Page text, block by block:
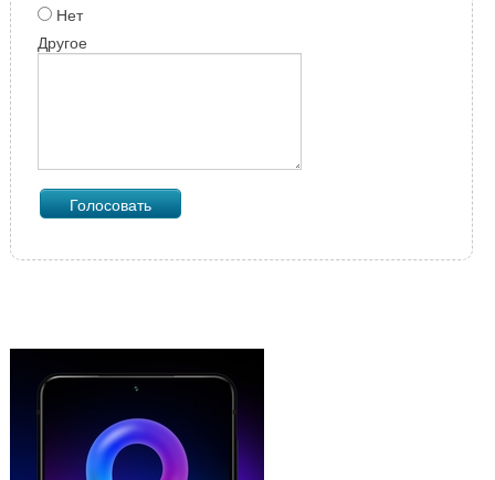
Нет
Другое